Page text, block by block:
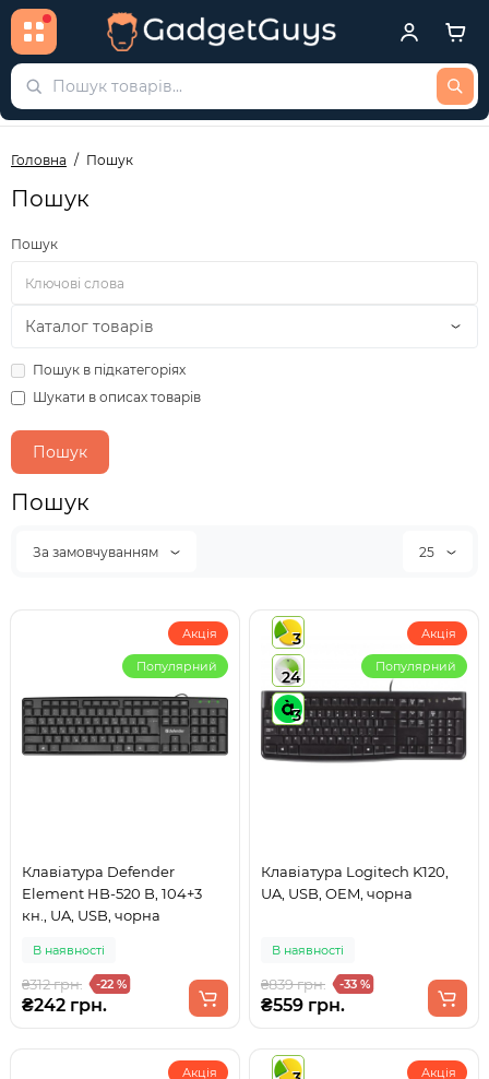
Головна Пошук
Пошук
Пошук
Пошук в підкатегоріях
Шукати в описах товарів
Пошук
За замовчуванням 25
Акція
Популярний
Клавіатура Defender
Element HB-520 B, 104+3
кн., UA, USB, чорна
В наявності
₴312 грн. -22 %
₴242 грн.
3
24
3
Акція
Популярний
Клавіатура Logitech K120,
UA, USB, OEM, чорна
В наявності
₴839 грн. -33 %
₴559 грн.
Акція Акція